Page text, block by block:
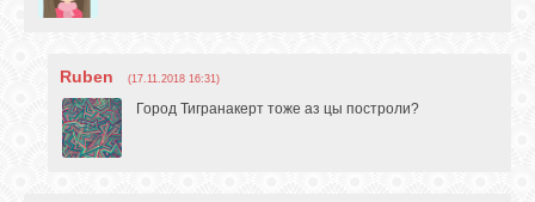
Ruben (17.11.2018 16:31)
Город Тигранакерт тоже аз цы построли?